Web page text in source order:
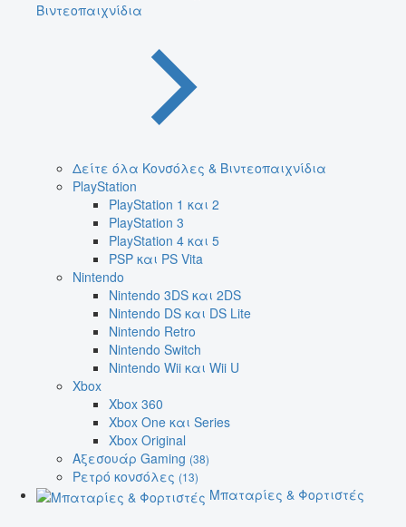
Βιντεοπαιχνίδια
Δείτε όλα Κονσόλες & Βιντεοπαιχνίδια
PlayStation
PlayStation 1 και 2
PlayStation 3
PlayStation 4 και 5
PSP και PS Vita
Nintendo
Nintendo 3DS και 2DS
Nintendo DS και DS Lite
Nintendo Retro
Nintendo Switch
Nintendo Wii και Wii U
Xbox
Xbox 360
Xbox One και Series
Xbox Original
Αξεσουάρ Gaming (38)
Ρετρό κονσόλες (13)
Μπαταρίες & Φορτιστές